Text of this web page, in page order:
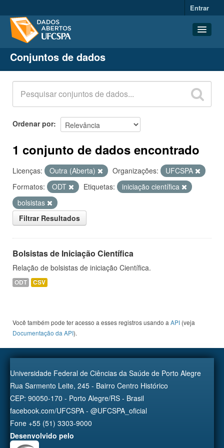
Entrar
Conjuntos de dados
Organizações
Grupos
Sobre
Conjuntos de dados
Ordenar por
1 conjunto de dados encontrado
Licenças: Outra (Aberta) Organizações:
UFCSPA
Formatos:
ODT Etiquetas:
iniciação científica
bolsistas
Filtrar Resultados
Bolsistas de Iniciação Científica
Relação de bolsistas de iniciação Científica.
ODT CSV
Você também pode ter acesso a esses registros usando a API (veja
Documentação da API).
Universidade Federal de Ciências da Saúde de Porto Alegre
Rua Sarmento Leite, 245 - Bairro Centro Histórico
CEP: 90050-170 - Porto Alegre/RS - Brasil
facebook.com/UFCSPA - @UFCSPA_oficial
Fone +55 (51) 3303-9000
Desenvolvido pelo